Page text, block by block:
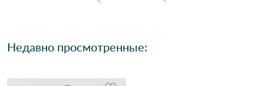
Недавно просмотренные: